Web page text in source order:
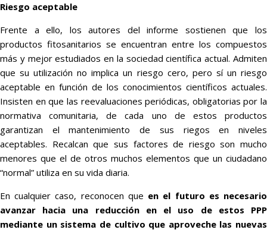
Riesgo aceptable
Frente a ello, los autores del informe sostienen que los
productos fitosanitarios se encuentran entre los compuestos
más y mejor estudiados en la sociedad científica actual. Admiten
que su utilización no implica un riesgo cero, pero sí un riesgo
aceptable en función de los conocimientos científicos actuales.
Insisten en que las reevaluaciones periódicas, obligatorias por la
normativa comunitaria, de cada uno de estos productos
garantizan el mantenimiento de sus riegos en niveles
aceptables. Recalcan que sus factores de riesgo son mucho
menores que el de otros muchos elementos que un ciudadano
“normal” utiliza en su vida diaria.
En cualquier caso, reconocen que en el futuro es necesario
avanzar hacia una reducción en el uso de estos PPP
mediante un sistema de cultivo que aproveche las nuevas